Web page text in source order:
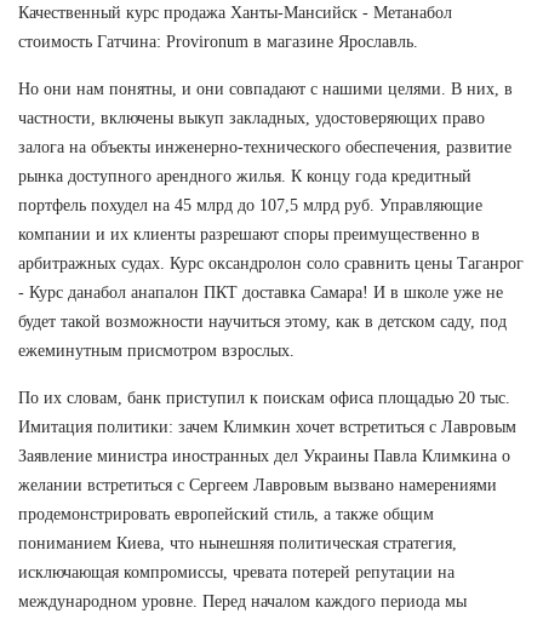
Качественный курс продажа Ханты-Мансийск - Метанабол
стоимость Гатчина: Provironum в магазине Ярославль.
Но они нам понятны, и они совпадают с нашими целями. В них, в
частности, включены выкуп закладных, удостоверяющих право
залога на объекты инженерно-технического обеспечения, развитие
рынка доступного арендного жилья. К концу года кредитный
портфель похудел на 45 млрд до 107,5 млрд руб. Управляющие
компании и их клиенты разрешают споры преимущественно в
арбитражных судах. Курс оксандролон соло сравнить цены Таганрог
- Курс данабол анапалон ПКТ доставка Самара! И в школе уже не
будет такой возможности научиться этому, как в детском саду, под
ежеминутным присмотром взрослых.
По их словам, банк приступил к поискам офиса площадью 20 тыс.
Имитация политики: зачем Климкин хочет встретиться с Лавровым
Заявление министра иностранных дел Украины Павла Климкина о
желании встретиться с Сергеем Лавровым вызвано намерениями
продемонстрировать европейский стиль, а также общим
пониманием Киева, что нынешняя политическая стратегия,
исключающая компромиссы, чревата потерей репутации на
международном уровне. Перед началом каждого периода мы